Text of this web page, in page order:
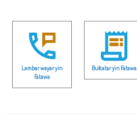
Lambar wayar yin
Fatawa
Buƙatar yin Fatawa